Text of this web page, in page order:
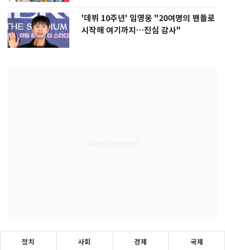
'데뷔 10주년' 임영웅 "20여명의 팬들로
시작해 여기까지…진심 감사"
정치 사회 경제 국제